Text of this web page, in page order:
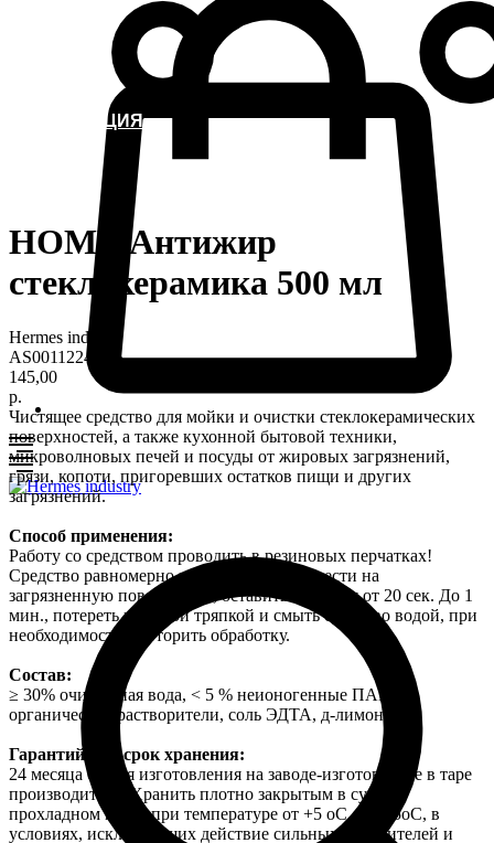
ИНФОРМАЦИЯ
HOME Антижир
стеклокерамика 500 мл
Hermes industry
AS0011224
145,00
р.
Чистящее средство для мойки и очистки стеклокерамических
поверхностей, а также кухонной бытовой техники,
микроволновых печей и посуды от жировых загрязнений,
грязи, копоти, пригоревших остатков пищи и других
загрязнений.
Способ применения:
Работу со средством проводить в резиновых перчатках!
Средство равномерно распылить или нанести на
загрязненную поверхность, оставить на время от 20 сек. До 1
мин., потереть влажной тряпкой и смыть средство водой, при
необходимости повторить обработку.
Состав:
≥ 30% очищенная вода, < 5 % неионогенные ПАВ,
органические растворители, соль ЭДТА, д-лимонен.
Гарантийный срок хранения:
24 месяца со дня изготовления на заводе-изготовителе в таре
производителя. Хранить плотно закрытым в сухом
прохладном месте при температуре от +5 оС до +35оС, в
условиях, исключающих действие сильных окислителей и